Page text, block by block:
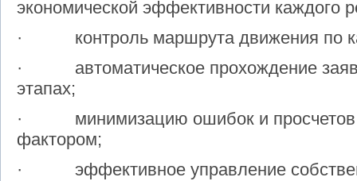
экономической эффективности каждого
· контроль маршрута движения по
· автоматическое прохождение
этапах;
· минимизацию ошибок и просчетов,
фактором;
· эффективное управление